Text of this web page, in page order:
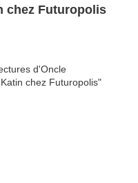
chez Futuropolis